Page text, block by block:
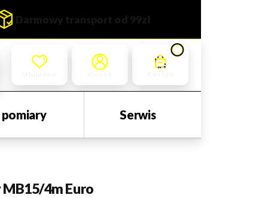
Darmowy transport od 99zł
Produkty w koszyku: 0.
pomiary Serwis
4m Euro